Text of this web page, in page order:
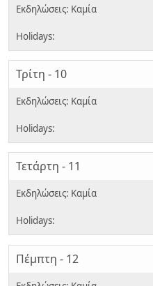
Τρίτη - 10
Τετάρτη - 11
Πέμπτη - 12